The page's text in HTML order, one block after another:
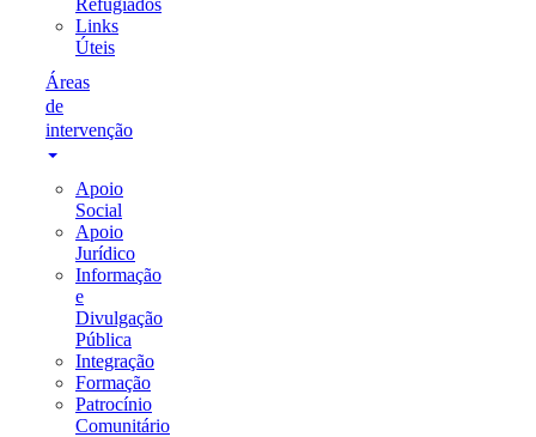
Links
Úteis
Áreas
de
intervenção
Apoio
Social
Apoio
Jurídico
Informação
e
Divulgação
Pública
Integração
Formação
Patrocínio
Comunitário